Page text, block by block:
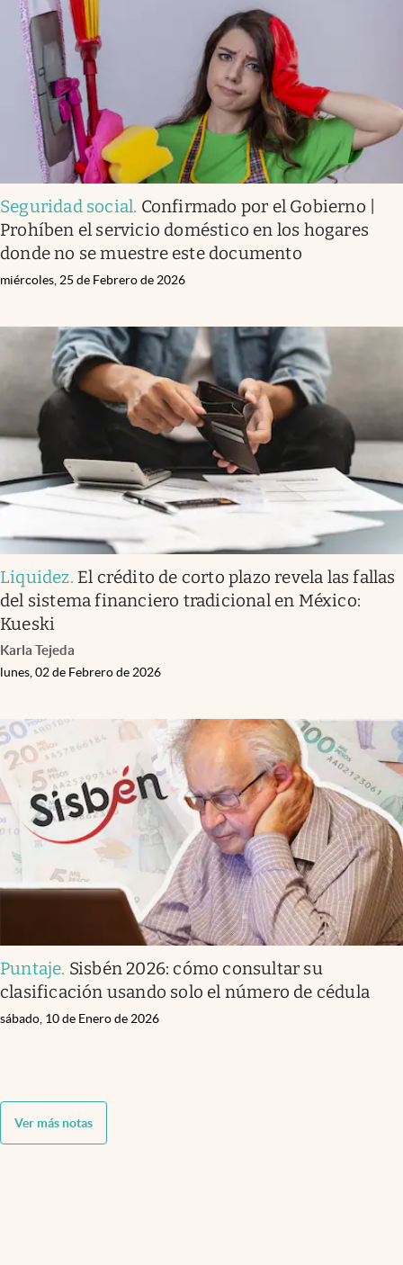
Seguridad social. Confirmado por el Gobierno |
Prohíben el servicio doméstico en los hogares
donde no se muestre este documento
miércoles, 25 de Febrero de 2026
Liquidez. El crédito de corto plazo revela las fallas
del sistema financiero tradicional en México:
Kueski
Karla Tejeda
lunes, 02 de Febrero de 2026
Puntaje. Sisbén 2026: cómo consultar su
clasificación usando solo el número de cédula
sábado, 10 de Enero de 2026
Ver más notas